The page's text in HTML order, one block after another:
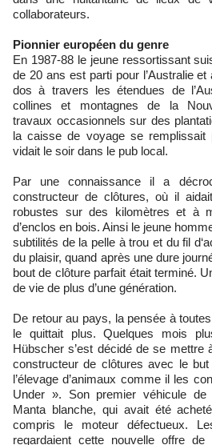
collaborateurs.
Pionnier européen du genre
En 1987-88 le jeune ressortissant
de 20 ans est parti pour l’Australie
dos à travers les étendues de
collines et montagnes de la
travaux occasionnels sur des
la caisse de voyage se remplissait
vidait le soir dans le pub local.
Par une connaissance il a
constructeur de clôtures, où il
robustes sur des kilomètres et à
d’enclos en bois. Ainsi le jeune
subtilités de la pelle à trou et du fil
du plaisir, quand après une dure
bout de clôture parfait était terminé.
de vie de plus d’une génération.
De retour au pays, la pensée à
le quittait plus. Quelques mois
Hübscher s’est décidé de se mettre
constructeur de clôtures avec le but
l’élevage d’animaux comme il les
Under ». Son premier véhicule
Manta blanche, qui avait été
compris le moteur défectueux.
regardaient cette nouvelle offre